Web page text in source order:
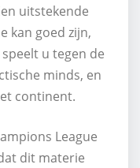
uitstekende
kan goed zijn,
u tegen de
minds, en
continent.
League
dit materie